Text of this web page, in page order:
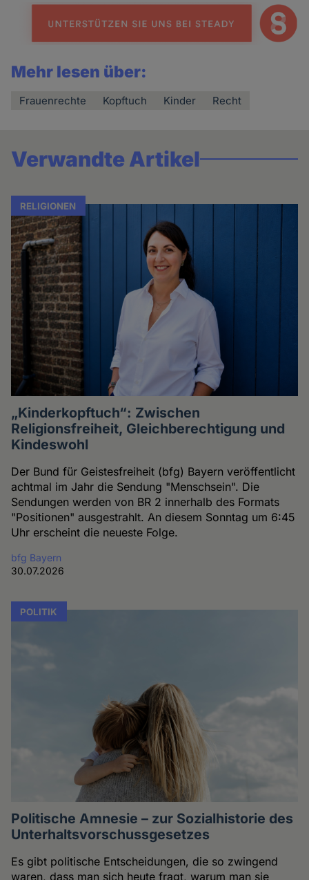
Mehr lesen über:
Frauenrechte Kopftuch Kinder Recht
Verwandte Artikel
RELIGIONEN
„Kinderkopftuch“: Zwischen
Religionsfreiheit, Gleichberechtigung und
Kindeswohl
Der Bund für Geistesfreiheit (bfg) Bayern veröffentlicht
achtmal im Jahr die Sendung "Menschsein". Die
Sendungen werden von BR 2 innerhalb des Formats
"Positionen" ausgestrahlt. An diesem Sonntag um 6:45
Uhr erscheint die neueste Folge.
bfg Bayern
30.07.2026
POLITIK
Politische Amnesie – zur Sozialhistorie des
Unterhaltsvorschussgesetzes
Es gibt politische Entscheidungen, die so zwingend
waren, dass man sich heute fragt, warum man sie